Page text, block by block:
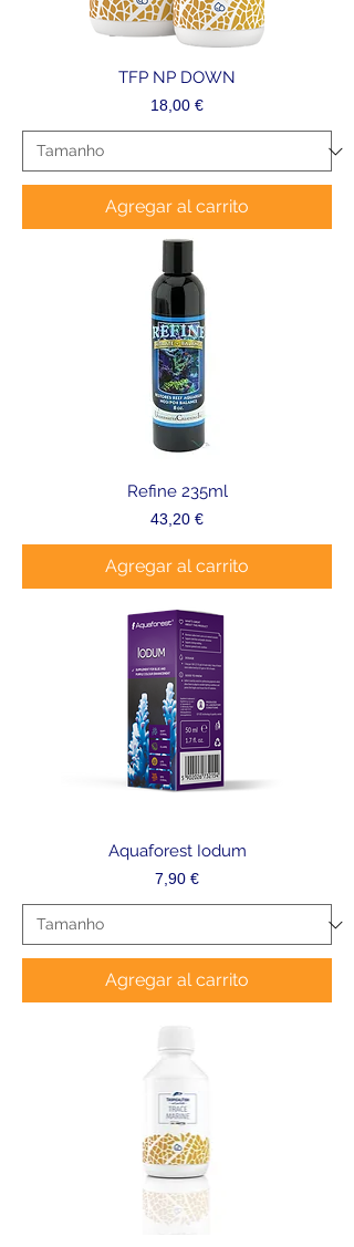
TFP NP DOWN
Precio
18,00 €
Agregar al carrito
Refine 235ml
Precio
43,20 €
Agregar al carrito
Aquaforest Iodum
Precio
7,90 €
Agregar al carrito